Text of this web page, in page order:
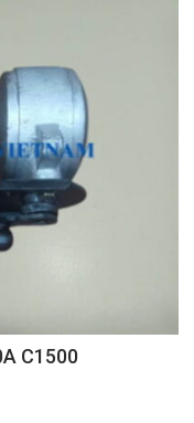
C1500